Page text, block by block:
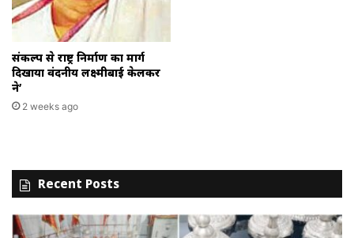
संकल्प से राष्ट्र निर्माण का मार्ग
दिखाया वंदनीय लक्ष्मीबाई केलकर
ने’
2 weeks ago
Recent Posts